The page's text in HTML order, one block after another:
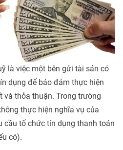
là việc một bên gửi tài sản có
dụng để bảo đảm thực hiện
và thỏa thuận. Trong trường
thực hiện nghĩa vụ của
cầu tổ chức tín dụng thanh toán
có).